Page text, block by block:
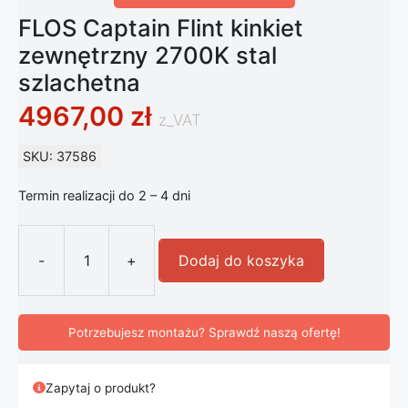
FLOS Captain Flint kinkiet
zewnętrzny 2700K stal
szlachetna
4967,00 zł z_VAT
SKU: 37586
Termin realizacji do 2 – 4 dni
-
ilość FLOS Captain Flint kinkiet
+ Dodaj do koszyka
Potrzebujesz montażu? Sprawdź naszą ofertę!
Zapytaj o produkt?